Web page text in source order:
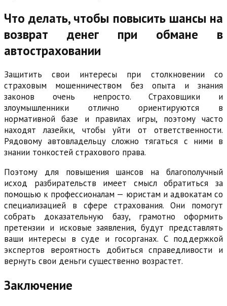
Что делать, чтобы повысить шансы на
возврат денег при обмане в
автостраховании
Защитить свои интересы при столкновении со
страховым мошенничеством без опыта и знания
законов очень непросто. Страховщики и
злоумышленники отлично ориентируются в
нормативной базе и правилах игры, поэтому часто
находят лазейки, чтобы уйти от ответственности.
Рядовому автовладельцу сложно тягаться с ними в
знании тонкостей страхового права.
Поэтому для повышения шансов на благополучный
исход разбирательств имеет смысл обратиться за
помощью к профессионалам — юристам и адвокатам со
специализацией в сфере страхования. Они помогут
собрать доказательную базу, грамотно оформить
претензии и исковые заявления, будут представлять
ваши интересы в суде и госорганах. С поддержкой
экспертов вероятность добиться справедливости и
вернуть свои деньги существенно возрастет.
Заключение